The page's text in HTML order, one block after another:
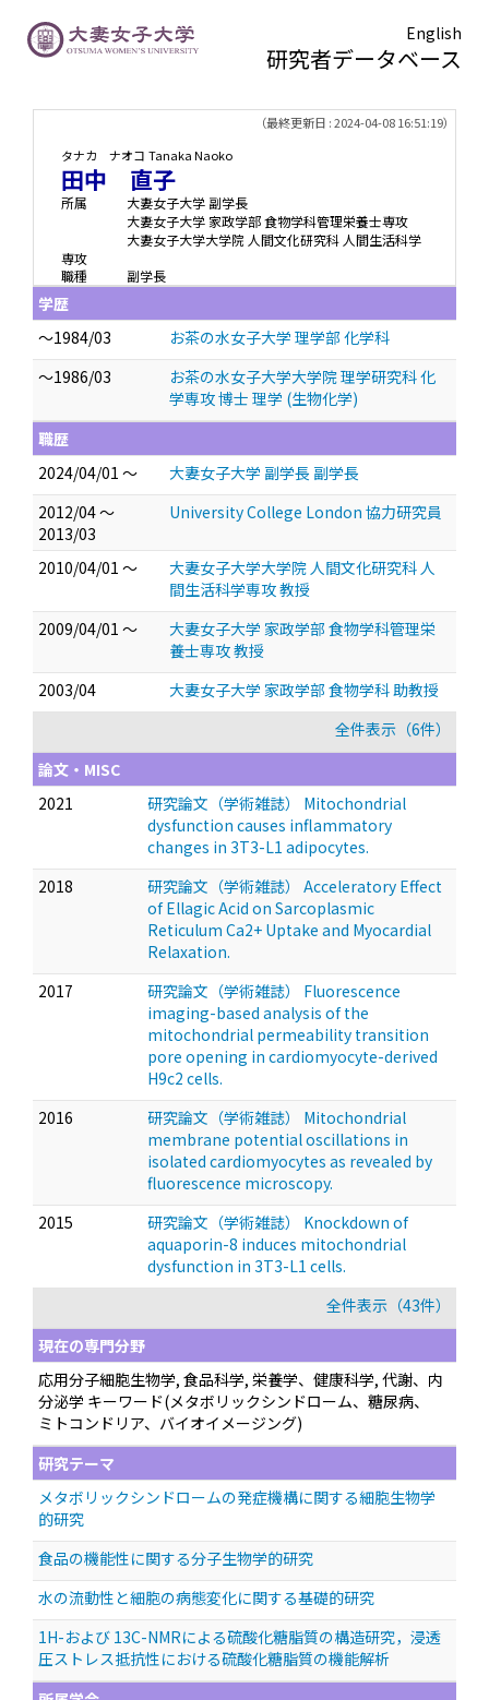
English
研究者データベース
（最終更新日 : 2024-04-08 16:51:19）
タナカ ナオコ Tanaka Naoko
田中 直子
所属
大妻女子大学 副学長
大妻女子大学 家政学部 食物学科管理栄養士専攻
大妻女子大学大学院 人間文化研究科 人間生活科学
専攻
職種
副学長
学歴
～1984/03
お茶の水女子大学 理学部 化学科
～1986/03
お茶の水女子大学大学院 理学研究科 化
学専攻 博士 理学 (生物化学)
職歴
2024/04/01 ～
大妻女子大学 副学長 副学長
2012/04 ～
2013/03
University College London 協力研究員
2010/04/01 ～
大妻女子大学大学院 人間文化研究科 人
間生活科学専攻 教授
2009/04/01 ～
大妻女子大学 家政学部 食物学科管理栄
養士専攻 教授
2003/04
大妻女子大学 家政学部 食物学科 助教授
全件表示（6件）
論文・MISC
2021
研究論文（学術雑誌） Mitochondrial
dysfunction causes inflammatory
changes in 3T3-L1 adipocytes.
2018
研究論文（学術雑誌） Acceleratory Effect
of Ellagic Acid on Sarcoplasmic
Reticulum Ca2+ Uptake and Myocardial
Relaxation.
2017
研究論文（学術雑誌） Fluorescence
imaging-based analysis of the
mitochondrial permeability transition
pore opening in cardiomyocyte-derived
H9c2 cells.
2016
研究論文（学術雑誌） Mitochondrial
membrane potential oscillations in
isolated cardiomyocytes as revealed by
fluorescence microscopy.
2015
研究論文（学術雑誌） Knockdown of
aquaporin-8 induces mitochondrial
dysfunction in 3T3-L1 cells.
全件表示（43件）
現在の専門分野
応用分子細胞生物学, 食品科学, 栄養学、健康科学, 代謝、内
分泌学 キーワード(メタボリックシンドローム、糖尿病、
ミトコンドリア、バイオイメージング)
研究テーマ
メタボリックシンドロームの発症機構に関する細胞生物学
的研究
食品の機能性に関する分子生物学的研究
水の流動性と細胞の病態変化に関する基礎的研究
1H-および 13C-NMRによる硫酸化糖脂質の構造研究，浸透
圧ストレス抵抗性における硫酸化糖脂質の機能解析